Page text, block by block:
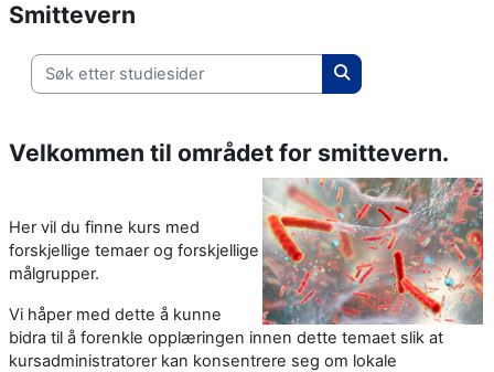
Smittevern
Søk etter studiesider
Søk etter
Velkommen til området for smittevern.
Her vil du finne kurs med
forskjellige temaer og forskjellige
målgrupper.
Vi håper med dette å kunne
bidra til å forenkle opplæringen innen dette temaet slik at
kursadministratorer kan konsentrere seg om lokale